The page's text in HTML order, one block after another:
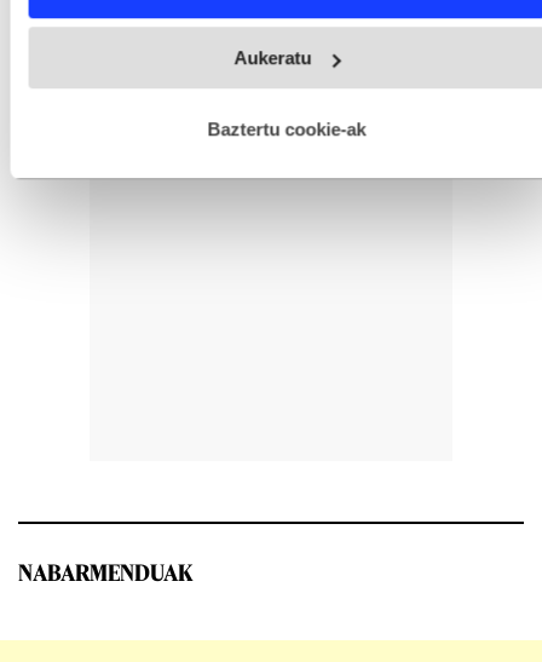
fitxategiak erabiltzen ditu. Zure esperientzia eta zerbitzuak
esplizitua ematen diguzu.Gehiago irakurri
Aukeratu
Baztertu cookie-ak
NABARMENDUAK